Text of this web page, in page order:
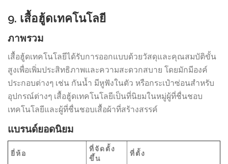
9. เสื้อฮู้ดเทคโนโลยี
ภาพรวม
เสื้อฮู้ดเทคโนโลยีได้รับการออกแบบด้วยวัสดุและคุณสมบัติขั้น
สูงเพื่อเพิ่มประสิทธิภาพและความสะดวกสบาย โดยมักมีองค์
ประกอบต่างๆ เช่น กันน้ำ มีหูฟังในตัว หรือกระเป๋าซ่อนสำหรับ
อุปกรณ์ต่างๆ เสื้อฮู้ดเทคโนโลยีเป็นที่นิยมในหมู่ผู้ที่ชื่นชอบ
เทคโนโลยีและผู้ที่ชื่นชอบเสื้อผ้าที่สร้างสรรค์
แบรนด์ยอดนิยม
ยี่ห้อ
ที่จัดตั้ง
ขึ้น
ที่ตั้ง